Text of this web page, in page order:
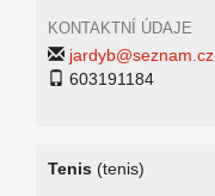
KONTAKTNÍ ÚDAJE
jardyb@seznam.cz
603191184
Tenis (tenis)